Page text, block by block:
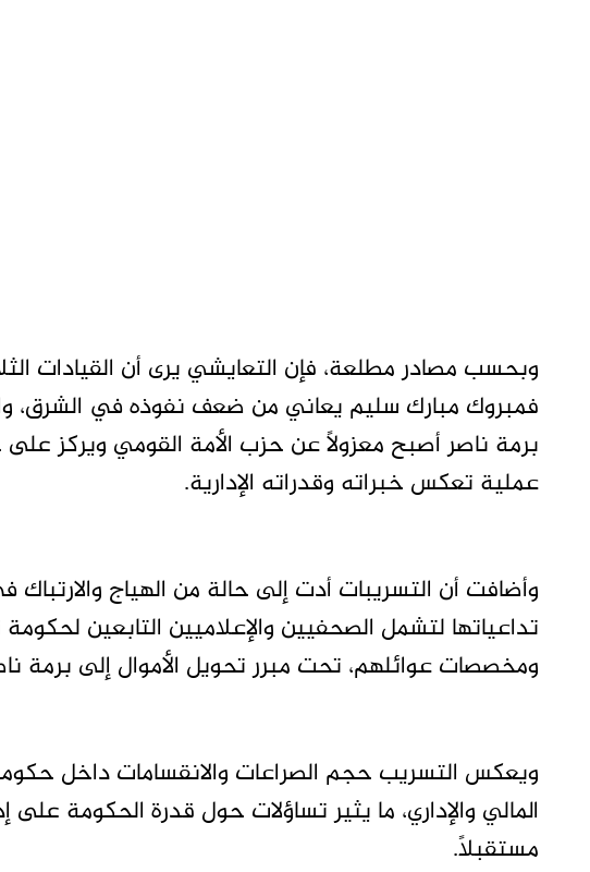
وبحسب مصادر مطلعة، فإن التعايشي يرى أن القيادات
فمبروك مبارك سليم يعاني من ضعف نفوذه في الشرق،
برمة ناصر أصبح معزولاً عن حزب الأمة القومي ويركز
عملية تعكس خبراته وقدراته الإدارية.
وأضافت أن التسريبات أدت إلى حالة من الهياج
تداعياتها لتشمل الصحفيين والإعلاميين التابعين
ومخصصات عوائلهم، تحت مبرر تحويل الأموال إلى برمة
ويعكس التسريب حجم الصراعات والانقسامات داخل حكومة
المالي والإداري، ما يثير تساؤلات حول قدرة الحكومة على
مستقبلاً.